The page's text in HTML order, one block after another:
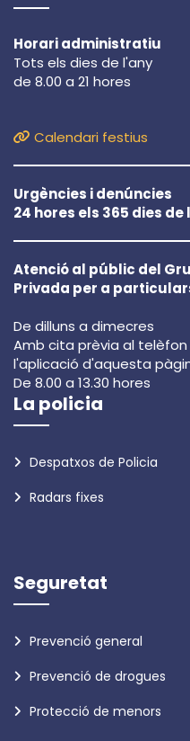
Horari administratiu
Tots els dies de l'any
de 8.00 a 21 hores
Calendari festius
Urgències i denúncies
24 hores els 365 dies de
Atenció al públic del
Privada per a
De dilluns a dimecres
Amb cita prèvia al telèfon
l'aplicació d'aquesta
De 8.00 a 13.30 hores
La policia
Despatxos de Policia
Radars fixes
Seguretat
Prevenció general
Prevenció de drogues
Protecció de menors